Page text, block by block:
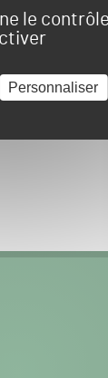
le
Personnaliser
BY